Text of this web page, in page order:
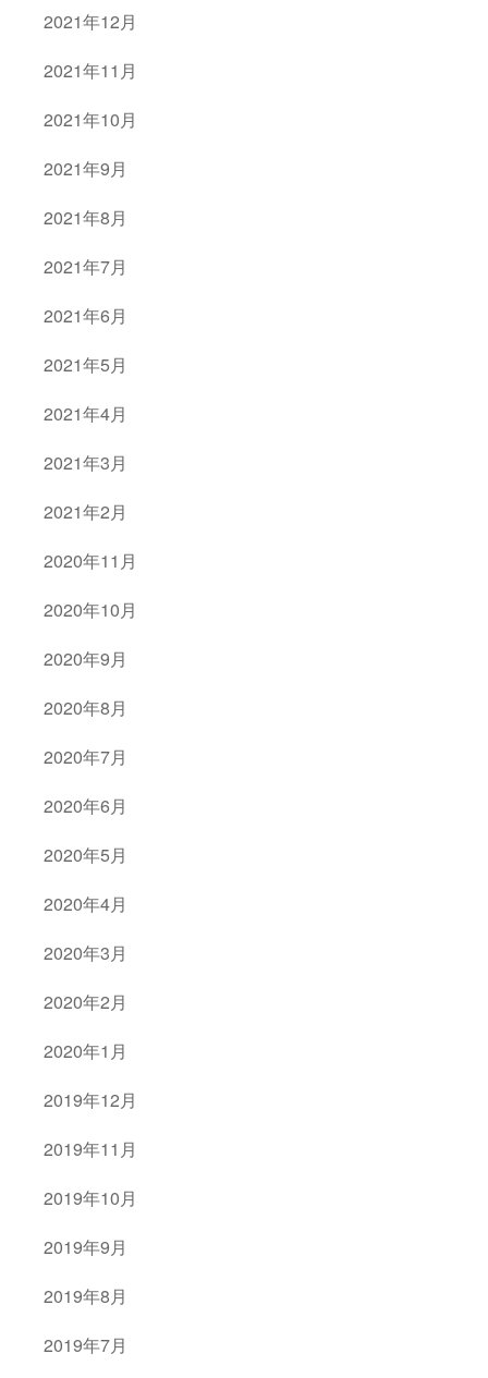
2021年12月
2021年11月
2021年10月
2021年9月
2021年8月
2021年7月
2021年6月
2021年5月
2021年4月
2021年3月
2021年2月
2020年11月
2020年10月
2020年9月
2020年8月
2020年7月
2020年6月
2020年5月
2020年4月
2020年3月
2020年2月
2020年1月
2019年12月
2019年11月
2019年10月
2019年9月
2019年8月
2019年7月